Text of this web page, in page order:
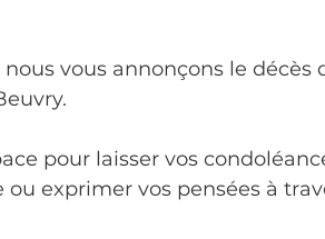
vous annonçons le décès
pour laisser vos
exprimer vos pensées à